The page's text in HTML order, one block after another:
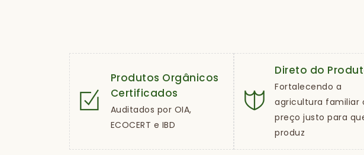
Produtos Orgânicos
Certificados
Auditados por OIA,
ECOCERT e IBD
Direto do
Fortalecendo a
agricultura familiar
preço justo para
produz